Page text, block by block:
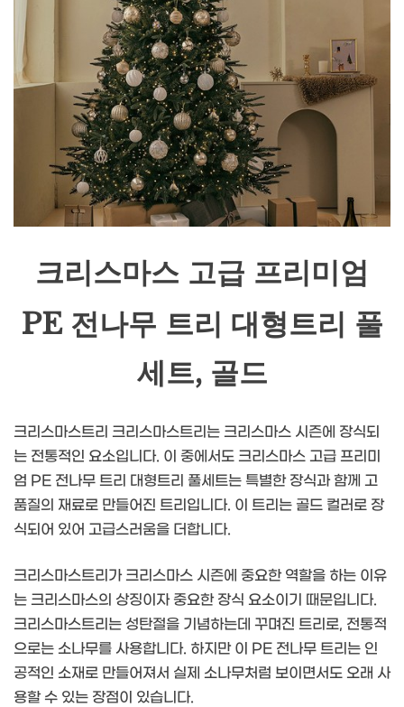
크리스마스 고급 프리미엄
PE 전나무 트리 대형트리 풀
세트, 골드
크리스마스트리 크리스마스트리는 크리스마스 시즌에 장식되
는 전통적인 요소입니다. 이 중에서도 크리스마스 고급 프리미
엄 PE 전나무 트리 대형트리 풀세트는 특별한 장식과 함께 고
품질의 재료로 만들어진 트리입니다. 이 트리는 골드 컬러로 장
식되어 있어 고급스러움을 더합니다.
크리스마스트리가 크리스마스 시즌에 중요한 역할을 하는 이유
는 크리스마스의 상징이자 중요한 장식 요소이기 때문입니다.
크리스마스트리는 성탄절을 기념하는데 꾸며진 트리로, 전통적
으로는 소나무를 사용합니다. 하지만 이 PE 전나무 트리는 인
공적인 소재로 만들어져서 실제 소나무처럼 보이면서도 오래 사
용할 수 있는 장점이 있습니다.